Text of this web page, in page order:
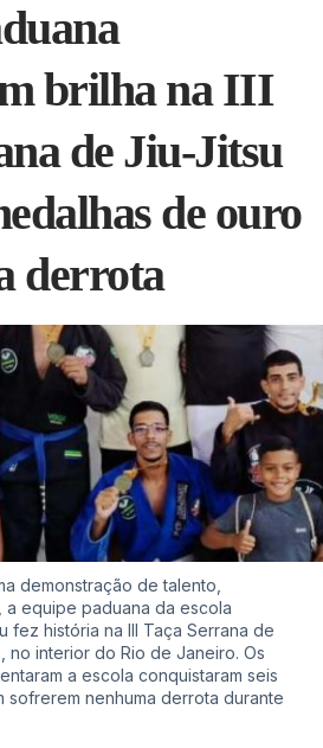
brilha na III
de Jiu-Jitsu
de ouro
derrota
demonstração de talento,
equipe paduana da escola
fez história na III Taça Serrana de
no interior do Rio de Janeiro. Os
a escola conquistaram seis
sofrerem nenhuma derrota durante